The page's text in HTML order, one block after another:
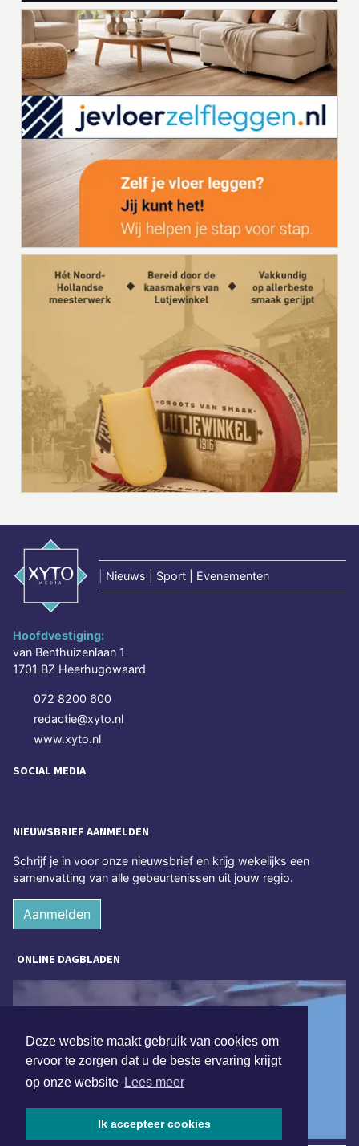
Deze website maakt gebruik van cookies om
ervoor te zorgen dat u de beste ervaring krijgt
op onze website Lees meer
Ik accepteer cookies
Nieuws | Sport | Evenementen
Hoofdvestiging:
van Benthuizenlaan 1
1701 BZ Heerhugowaard
072 8200 600
redactie@xyto.nl
www.xyto.nl
SOCIAL MEDIA
NIEUWSBRIEF AANMELDEN
Schrijf je in voor onze nieuwsbrief en krijg wekelijks een
samenvatting van alle gebeurtenissen uit jouw regio.
Aanmelden
ONLINE DAGBLADEN